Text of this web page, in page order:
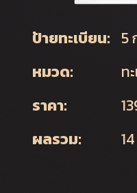
ป้ายทะเบียน: 5
หมวด:
ท
ราคา:
ผลรวม:
14